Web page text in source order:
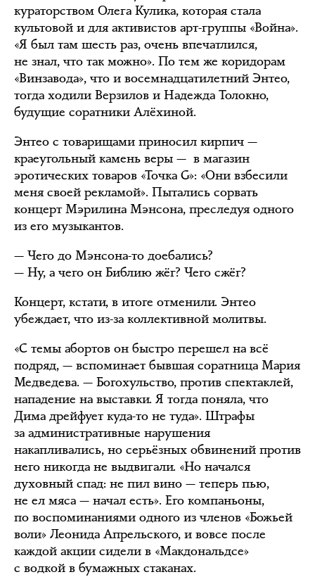
кураторством Олега Кулика, которая стала
культовой и для активистов арт-группы «Война».
«Я был там шесть раз, очень впечатлился,
не знал, что так можно». По тем же коридорам
«Винзавода», что и восемнадцатилетний Энтео,
тогда ходили Верзилов и Надежда Толокно,
будущие соратники Алёхиной.
Энтео с товарищами приносил кирпич —
краеугольный камень веры — в магазин
эротических товаров «Точка G»: «Они взбесили
меня своей рекламой». Пытались сорвать
концерт Мэрилина Мэнсона, преследуя одного
из его музыкантов.
— Чего до Мэнсона-то доебались?
— Ну, а чего он Библию жёг? Чего сжёг?
Концерт, кстати, в итоге отменили. Энтео
убеждает, что из-за коллективной молитвы.
«С темы абортов он быстро перешел на всё
подряд, — вспоминает бывшая соратница Мария
Медведева. — Богохульство, против спектаклей,
нападение на выставки. Я тогда поняла, что
Дима дрейфует куда-то не туда». Штрафы
за административные нарушения
накапливались, но серьёзных обвинений против
него никогда не выдвигали. «Но начался
духовный спад: не пил вино — теперь пью,
не ел мяса — начал есть». Его компаньоны,
по воспоминаниями одного из членов «Божьей
воли» Леонида Апрельского, и вовсе после
каждой акции сидели в «Макдональдсе»
с водкой в бумажных стаканах.